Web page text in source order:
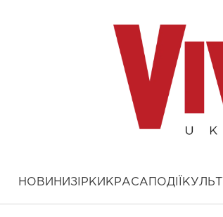
НОВИНИ ЗІРКИ КРАСА ПОДІЇ